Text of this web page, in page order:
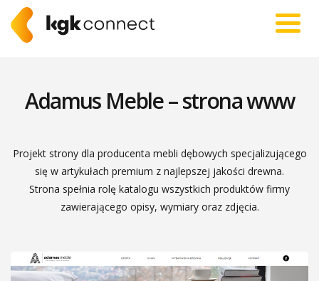
Adamus Meble – strona www
Projekt strony dla producenta mebli dębowych specjalizującego
się w artykułach premium z najlepszej jakości drewna.
Strona spełnia rolę katalogu wszystkich produktów firmy
zawierającego opisy, wymiary oraz zdjęcia.